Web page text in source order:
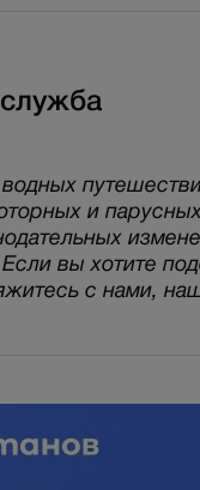
водных
и
вы хотите
с нами,